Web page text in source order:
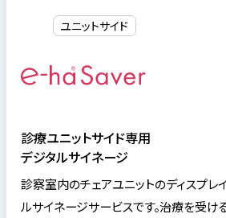
ユニットサイド
診療ユニットサイド専用
デジタルサイネージ
診察室内のチェアユニットのディスプレ
ルサイネージサービスです。治療を受け